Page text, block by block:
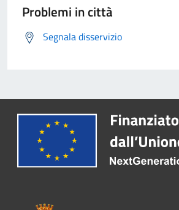
Problemi in città
Segnala disservizio